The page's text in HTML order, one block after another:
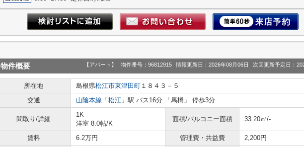
物件概要 【アパート】 物件番号：96812915 情報更新日：2026年08月06日 次回更新予定日：
所在地 島根県松江市東津田町 １８４３－５
交通
山陰本線 「 松江 」駅 バス16分 「馬橋」 停歩3分
間取り/詳細
1K
洋室 8.0帖/K
面積/バルコニー面積 33.20㎡/-
賃料 6.2万円 管理費・共益費
2,200円